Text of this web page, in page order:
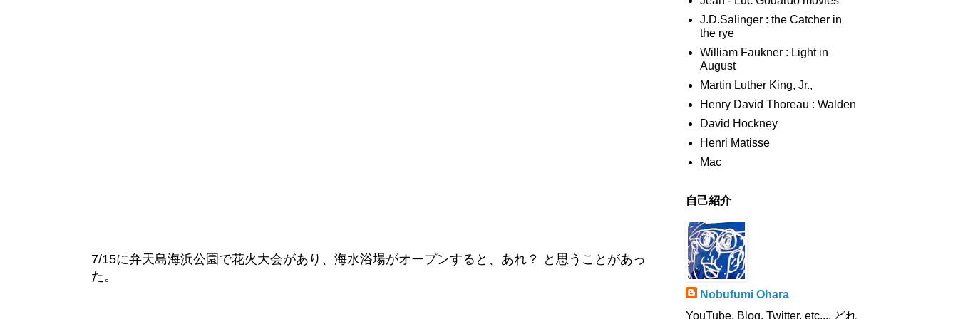
7/15に弁天島海浜公園で花火大会があり、海水浴場がオープンすると、あれ？ と思うことがあっ
た。
J.D.Salinger : the Catcher in
the rye
William Faukner : Light in
August
Martin Luther King, Jr.,
Henry David Thoreau : Walden
David Hockney
Henri Matisse
Mac
自己紹介
Nobufumi Ohara
YouTube, Blog, Twitter, etc.,,, どれ